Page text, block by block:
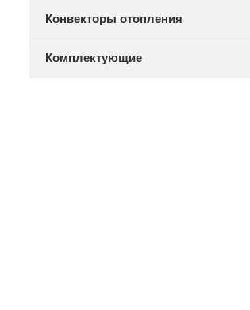
Конвекторы отопления
Комплектующие